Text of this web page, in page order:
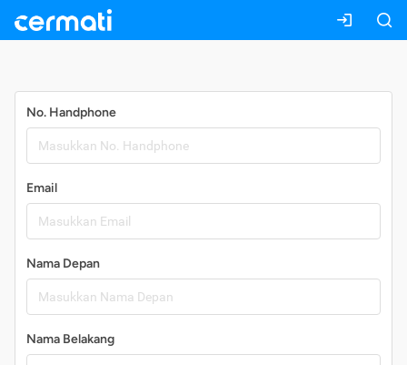
No. Handphone
Email
Nama Depan
Nama Belakang